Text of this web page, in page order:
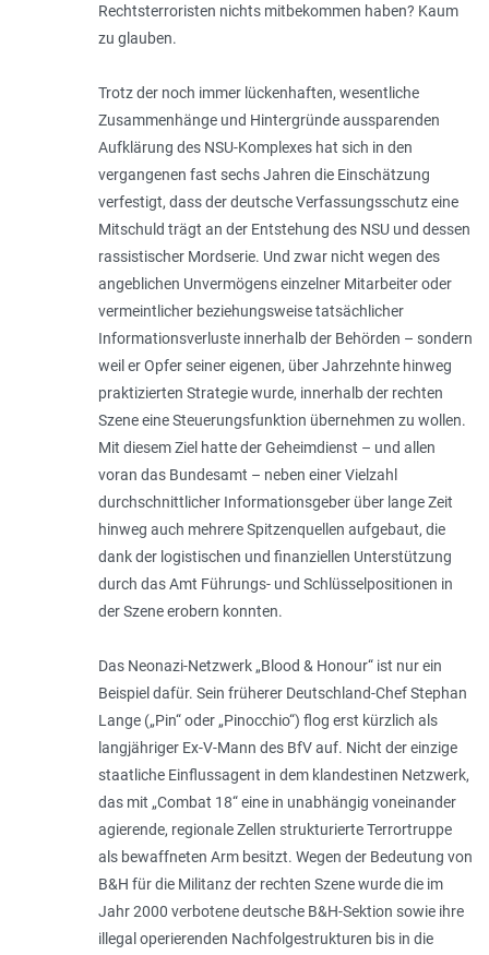
Rechtsterroristen nichts mitbekommen haben? Kaum
zu glauben.
Trotz der noch immer lückenhaften, wesentliche
Zusammenhänge und Hintergründe aussparenden
Aufklärung des NSU-Komplexes hat sich in den
vergangenen fast sechs Jahren die Einschätzung
verfestigt, dass der deutsche Verfassungsschutz eine
Mitschuld trägt an der Entstehung des NSU und dessen
rassistischer Mordserie. Und zwar nicht wegen des
angeblichen Unvermögens einzelner Mitarbeiter oder
vermeintlicher beziehungsweise tatsächlicher
Informationsverluste innerhalb der Behörden – sondern
weil er Opfer seiner eigenen, über Jahrzehnte hinweg
praktizierten Strategie wurde, innerhalb der rechten
Szene eine Steuerungsfunktion übernehmen zu wollen.
Mit diesem Ziel hatte der Geheimdienst – und allen
voran das Bundesamt – neben einer Vielzahl
durchschnittlicher Informationsgeber über lange Zeit
hinweg auch mehrere Spitzenquellen aufgebaut, die
dank der logistischen und finanziellen Unterstützung
durch das Amt Führungs- und Schlüsselpositionen in
der Szene erobern konnten.
Das Neonazi-Netzwerk „Blood & Honour“ ist nur ein
Beispiel dafür. Sein früherer Deutschland-Chef Stephan
Lange („Pin“ oder „Pinocchio“) flog erst kürzlich als
langjähriger Ex-V-Mann des BfV auf. Nicht der einzige
staatliche Einflussagent in dem klandestinen Netzwerk,
das mit „Combat 18“ eine in unabhängig voneinander
agierende, regionale Zellen strukturierte Terrortruppe
als bewaffneten Arm besitzt. Wegen der Bedeutung von
B&H für die Militanz der rechten Szene wurde die im
Jahr 2000 verbotene deutsche B&H-Sektion sowie ihre
illegal operierenden Nachfolgestrukturen bis in die